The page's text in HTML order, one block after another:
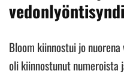
Bloom kiinnostui jo
oli kiinnostunut numeroista